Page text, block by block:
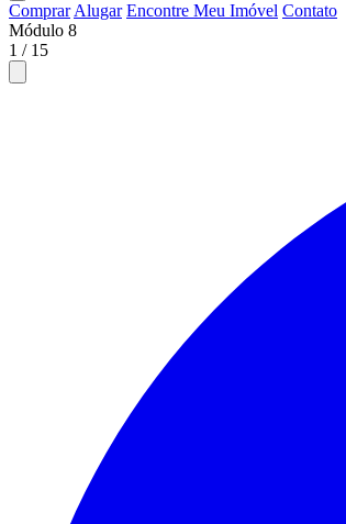
Comprar Alugar Encontre Meu Imóvel Contato
Módulo 8
1 / 15